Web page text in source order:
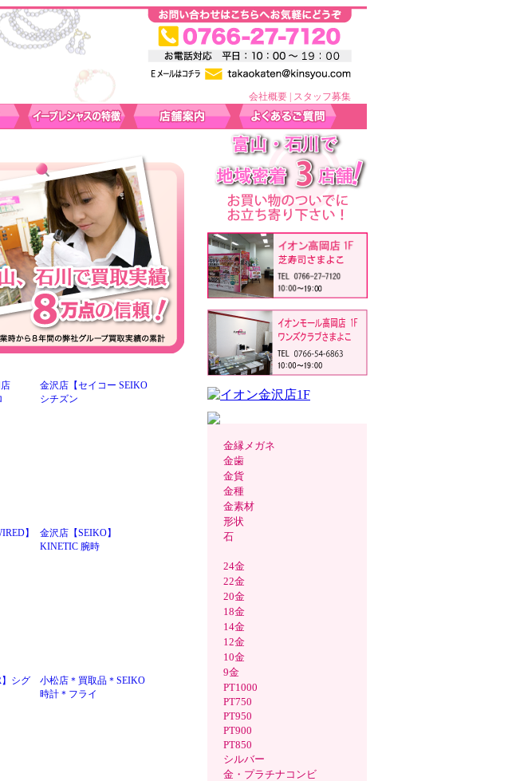
会社概要 スタッフ募集
金沢店【セイコー SEIKO
シチズン
】
金沢店【SEIKO】
KINETIC 腕時
】シグ
小松店＊買取品＊SEIKO
時計＊フライ
金縁メガネ
金歯
金貨
金種
金素材
形状
石
24金
22金
20金
18金
14金
12金
10金
9金
PT1000
PT750
PT950
PT900
PT850
シルバー
金・プラチナコンビ